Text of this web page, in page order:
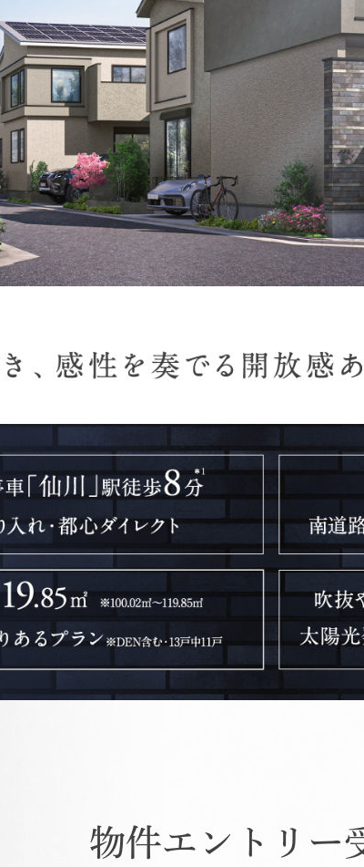
物件エントリー